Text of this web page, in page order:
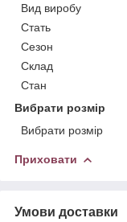
Вид виробу
Стать
Сезон
Склад
Стан
Вибрати розмір
Вибрати розмір
Приховати
Умови доставки